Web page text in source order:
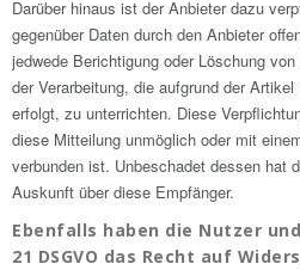
Darüber hinaus ist der Anbieter dazu
gegenüber Daten durch den Anbieter
jedwede Berichtigung oder Löschung
der Verarbeitung, die aufgrund der
erfolgt, zu unterrichten. Diese
diese Mitteilung unmöglich oder mit
verbunden ist. Unbeschadet dessen hat
Auskunft über diese Empfänger.
Ebenfalls haben die Nutzer
21 DSGVO das Recht auf